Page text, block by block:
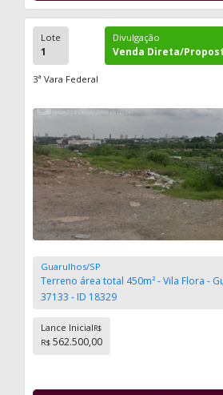
Lote
1
Divulgação
Venda Direta/
3ª Vara Federal
Guarulhos/SP
Terreno área total 450m² - Vila Flora -
37133 - ID 18329
Lance InicialR$
R$ 562.500,00